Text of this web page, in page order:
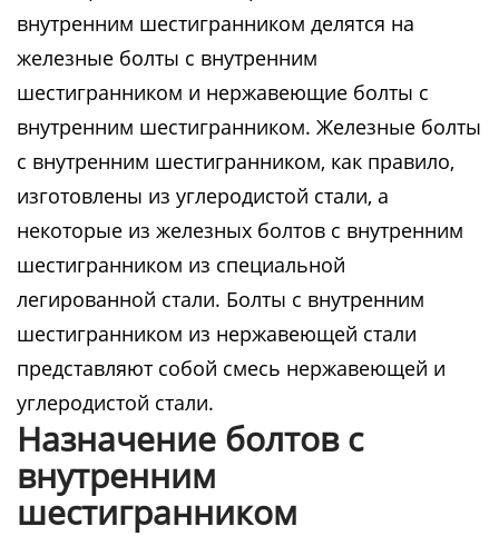
внутренним шестигранником делятся на
железные болты с внутренним
шестигранником и нержавеющие болты с
внутренним шестигранником. Железные болты
с внутренним шестигранником, как правило,
изготовлены из углеродистой стали, а
некоторые из железных болтов с внутренним
шестигранником из специальной
легированной стали. Болты с внутренним
шестигранником из нержавеющей стали
представляют собой смесь нержавеющей и
углеродистой стали.
Назначение болтов с
внутренним
шестигранником